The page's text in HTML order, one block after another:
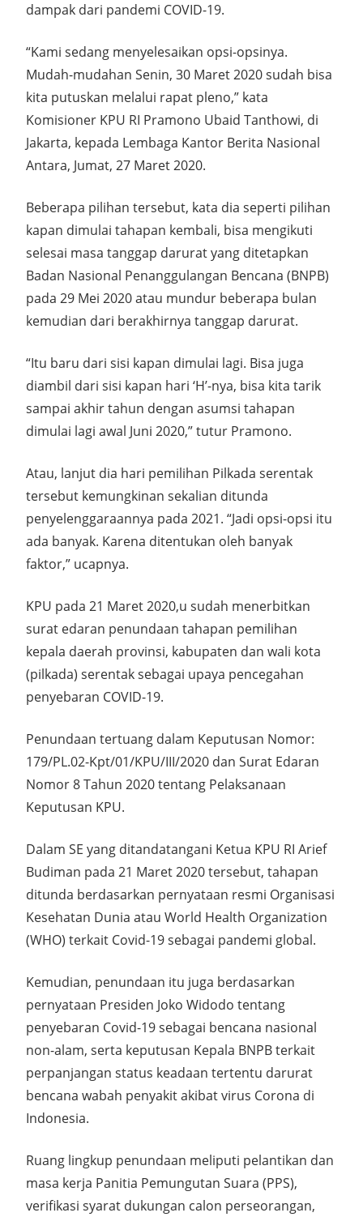
dampak dari pandemi COVID-19.
“Kami sedang menyelesaikan opsi-opsinya.
Mudah-mudahan Senin, 30 Maret 2020 sudah bisa
kita putuskan melalui rapat pleno,” kata
Komisioner KPU RI Pramono Ubaid Tanthowi, di
Jakarta, kepada Lembaga Kantor Berita Nasional
Antara, Jumat, 27 Maret 2020.
Beberapa pilihan tersebut, kata dia seperti pilihan
kapan dimulai tahapan kembali, bisa mengikuti
selesai masa tanggap darurat yang ditetapkan
Badan Nasional Penanggulangan Bencana (BNPB)
pada 29 Mei 2020 atau mundur beberapa bulan
kemudian dari berakhirnya tanggap darurat.
“Itu baru dari sisi kapan dimulai lagi. Bisa juga
diambil dari sisi kapan hari ‘H’-nya, bisa kita tarik
sampai akhir tahun dengan asumsi tahapan
dimulai lagi awal Juni 2020,” tutur Pramono.
Atau, lanjut dia hari pemilihan Pilkada serentak
tersebut kemungkinan sekalian ditunda
penyelenggaraannya pada 2021. “Jadi opsi-opsi itu
ada banyak. Karena ditentukan oleh banyak
faktor,” ucapnya.
KPU pada 21 Maret 2020,u sudah menerbitkan
surat edaran penundaan tahapan pemilihan
kepala daerah provinsi, kabupaten dan wali kota
(pilkada) serentak sebagai upaya pencegahan
penyebaran COVID-19.
Penundaan tertuang dalam Keputusan Nomor:
179/PL.02-Kpt/01/KPU/III/2020 dan Surat Edaran
Nomor 8 Tahun 2020 tentang Pelaksanaan
Keputusan KPU.
Dalam SE yang ditandatangani Ketua KPU RI Arief
Budiman pada 21 Maret 2020 tersebut, tahapan
ditunda berdasarkan pernyataan resmi Organisasi
Kesehatan Dunia atau World Health Organization
(WHO) terkait Covid-19 sebagai pandemi global.
Kemudian, penundaan itu juga berdasarkan
pernyataan Presiden Joko Widodo tentang
penyebaran Covid-19 sebagai bencana nasional
non-alam, serta keputusan Kepala BNPB terkait
perpanjangan status keadaan tertentu darurat
bencana wabah penyakit akibat virus Corona di
Indonesia.
Ruang lingkup penundaan meliputi pelantikan dan
masa kerja Panitia Pemungutan Suara (PPS),
verifikasi syarat dukungan calon perseorangan,